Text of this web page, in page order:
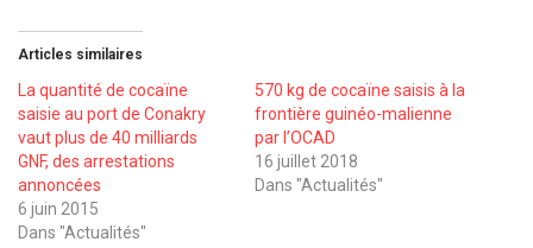
Articles similaires
La quantité de cocaïne
saisie au port de Conakry
vaut plus de 40 milliards
GNF, des arrestations
annoncées
6 juin 2015
Dans "Actualités"
570 kg de cocaïne saisis à la
frontière guinéo-malienne
par l’OCAD
16 juillet 2018
Dans "Actualités"